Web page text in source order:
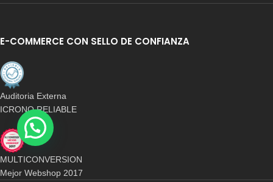
E-COMMERCE CON SELLO DE CONFIANZA
Auditoria Externa
ICRONO RELIABLE
MULTICONVERSION
Mejor Webshop 2017